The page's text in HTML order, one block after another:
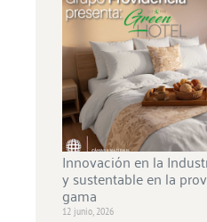
Innovación en la
y sustentable en la
gama
12 junio, 2026